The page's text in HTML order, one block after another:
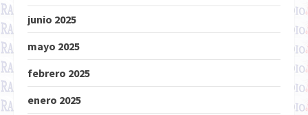
junio 2025
mayo 2025
febrero 2025
enero 2025